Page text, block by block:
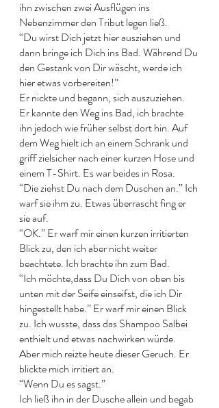
ihn zwischen zwei Ausflügen ins
Nebenzimmer den Tribut legen ließ.
“Du wirst Dich jetzt hier ausziehen und
dann bringe ich Dich ins Bad. Während Du
den Gestank von Dir wäscht, werde ich
hier etwas vorbereiten!”
Er nickte und begann, sich auszuziehen.
Er kannte den Weg ins Bad, ich brachte
ihn jedoch wie früher selbst dort hin. Auf
dem Weg hielt ich an einem Schrank und
griff zielsicher nach einer kurzen Hose und
einem T-Shirt. Es war beides in Rosa.
“Die ziehst Du nach dem Duschen an.” Ich
warf sie ihm zu. Etwas überrascht fing er
sie auf.
“OK.” Er warf mir einen kurzen irritierten
Blick zu, den ich aber nicht weiter
beachtete. Ich brachte ihn zum Bad.
“Ich möchte,dass Du Dich von oben bis
unten mit der Seife einseifst, die ich Dir
hingestellt habe.” Er warf mir einen Blick
zu. Ich wusste, dass das Shampoo Salbei
enthielt und etwas nachwirken würde.
Aber mich reizte heute dieser Geruch. Er
blickte mich irritiert an.
“Wenn Du es sagst.”
Ich ließ ihn in der Dusche allein und begab